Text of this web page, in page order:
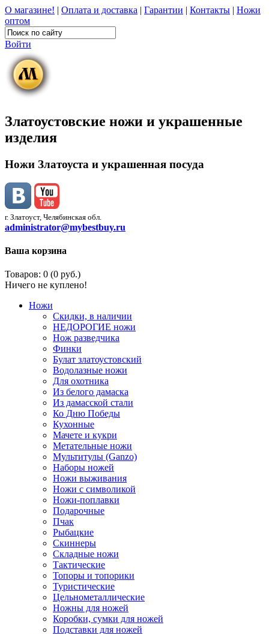
О магазине! | Оплата и доставка | Гарантии | Контакты | Ножи
оптом
Войти
Златоустовские ножи и украшенные
изделия
Ножи Златоуста и украшенная посуда
г. Златоуст, Челябинская обл.
administrator@mybestbuy.ru
Ваша корзина
Товаров: 0 (0 руб.)
Ничего не куплено!
Ножи
Скидки, в наличии
НЕДОРОГИЕ ножи
Нож разведчика
Финки
Булат златоустовский
Водолазные ножи
Для охотника
Из белого дамаска
Из дамасской стали
Ко Дню Победы
Кухонные
Мачете и кукри
Метательные ножи
Мультитулы (Ganzo)
Наборы ножей
Ножи выживания
Ножи с символикой
Ножи-поплавки
Подарочные
Пчак
Рыбацкие
Скиннеры
Складные ножи
Тактические
Топоры и топорики
Туристические
Цельнометаллические
Ножны для ножей
Коробки, сумки для ножей
Подставки для ножей